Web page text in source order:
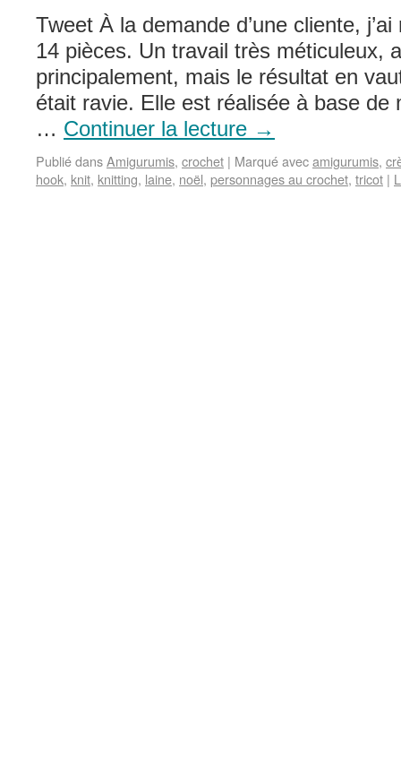
Tweet À la demande d’une cliente,
14 pièces. Un travail très méticuleux,
principalement, mais le résultat en
était ravie. Elle est réalisée à base de
… Continuer la lecture →
Publié dansAmigurumis, crochet | Marqué avecamigurumis,
hook, knit, knitting, laine, noël, personnages au crochet, tricot |